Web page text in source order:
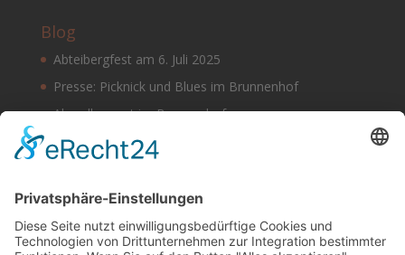
Blog
Abteibergfest am 6. Juli 2025
Presse: Picknick und Blues im Brunnenhof
Abendkonzert im Brunnenhof
Musik im Brunnenhof – Jetzt Samstag den 14.
September
Einladung zur Veranstaltung am Tag des offenen
Denkmals 2024